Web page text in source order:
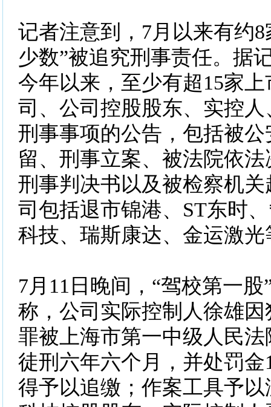
记者注意到，7月以来有约
少数”被追究刑事责任。据
今年以来，至少有超15家
司、公司控股股东、实控
刑事事项的公告，包括被
留、刑事立案、被法院依
刑事判决书以及被检察机
司包括退市锦港、ST东时
科技、瑞斯康达、金运激光
7月11日晚间，“驾校第一股
称，公司实际控制人徐雄
罪被上海市第一中级人民
徒刑六年六个月，并处罚
得予以追缴；作案工具予